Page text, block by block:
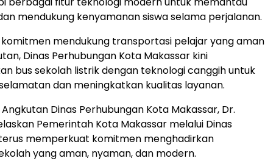
mendukung kenyamanan siswa selama perjalanan.
komitmen mendukung transportasi pelajar yang aman
Dinas Perhubungan Kota Makassar kini
bus sekolah listrik dengan teknologi canggih untuk
dan meningkatkan kualitas layanan.
Dinas Perhubungan Kota Makassar, Dr.
Pemerintah Kota Makassar melalui Dinas
memperkuat komitmen menghadirkan
yang aman, nyaman, dan modern.